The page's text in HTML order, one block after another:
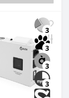
3
3
3
3